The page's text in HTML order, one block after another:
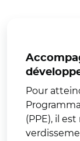
Pour
(PPE), il